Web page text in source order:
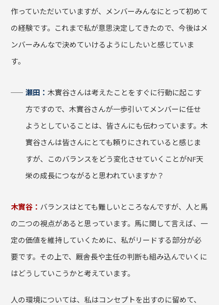
作っていただいていますが、メンバーみんなにとって初めて
の経験です。これまで私が意思決定してきたので、今後はメ
ンバーみんなで決めていけるようにしたいと感じていま
す。
瀬田：木實谷さんは考えたことをすぐに行動に起こす
方ですので、木實谷さんが一歩引いてメンバーに任せ
ようとしていることは、皆さんにも伝わっています。木
實谷さんは皆さんにとても頼りにされていると感じま
すが、このバランスをどう変化させていくことがNF天
栄の成長につながると思われていますか？
木實谷： バランスはとても難しいところなんですが、人と馬
の二つの視点があると思っています。馬に関して言えば、一
定の価値を維持していくために、私がリードする部分が必
要です。その上で、厩舎長や主任の判断も組み込んでいくに
はどうしていこうかと考えています。
人の環境については、私はコンセプトを出すのに留めて、